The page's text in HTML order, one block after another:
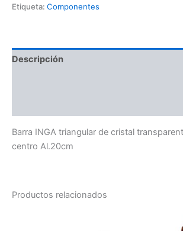
Etiqueta: Componentes
Descripción
Barra INGA triangular de cristal
centro Al.20cm
Productos relacionados